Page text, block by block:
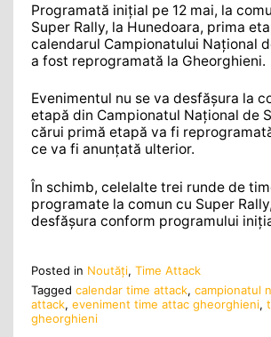
Programată inițial pe 12 mai, la
Super Rally, la Hunedoara, prima
calendarul Campionatului Național
a fost reprogramată la Gheorghieni.
Evenimentul nu se va desfășura la
etapă din Campionatul Național de
cărui primă etapă va fi
ce va fi anunțată ulterior.
În schimb, celelalte trei runde de
programate la comun cu Super
desfășura conform programului
Posted in Noutăţi, Time Attack
Tagged calendar time attack, campionatul
attack, eveniment time attac gheorghieni,
gheorghieni